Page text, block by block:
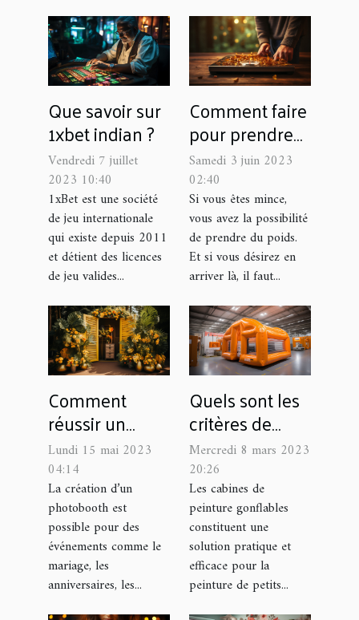
Que savoir sur
1xbet indian ?
Vendredi 7 juillet
2023 10:40
1xBet est une société
de jeu internationale
qui existe depuis 2011
et détient des licences
de jeu valides...
Comment faire
pour prendre
du poids ?
Samedi 3 juin 2023
02:40
Si vous êtes mince,
vous avez la possibilité
de prendre du poids.
Et si vous désirez en
arriver là, il faut...
Comment
réussir un
photobooth
pour des
événements en
plein air ?
Lundi 15 mai 2023
04:14
La création d’un
photobooth est
possible pour des
événements comme le
mariage, les
anniversaires, les...
Quels sont les
critères de
choix d’une
cabine de
peinture
gonflable ?
Mercredi 8 mars 2023
20:26
Les cabines de
peinture gonflables
constituent une
solution pratique et
efficace pour la
peinture de petits...